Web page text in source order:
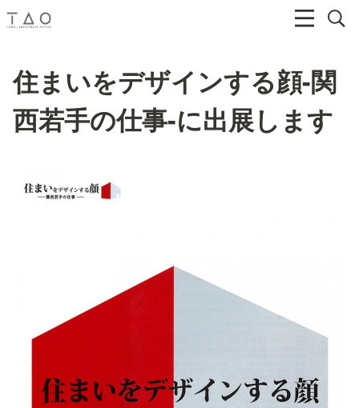
住まいをデザインする顔-関
西若手の仕事-に出展します